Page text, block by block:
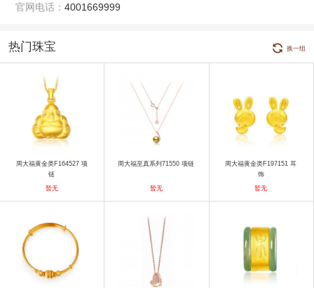
官网电话： 4001669999
热门珠宝 换一组
周大福黄金类F164527 项
链
暂无
周大福至真系列71550 项链
暂无
周大福黄金类F197151 耳
饰
暂无